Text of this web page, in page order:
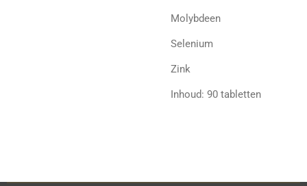
Molybdeen
Selenium
Zink
Inhoud: 90 tabletten